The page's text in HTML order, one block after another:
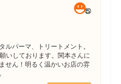
ルパーマ、トリートメント。
いしております。関本さんに
せん！明るく温かいお店の雰